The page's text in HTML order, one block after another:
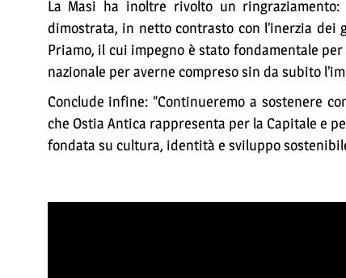
La Masi ha inoltre rivolto un
dimostrata, in netto contrasto con l’inerzia dei
Priamo, il cui impegno è stato fondamentale
nazionale per averne compreso sin da subito
Conclude infine: “Continueremo a sostenere
che Ostia Antica rappresenta per la Capitale e
fondata su cultura, identità e sviluppo